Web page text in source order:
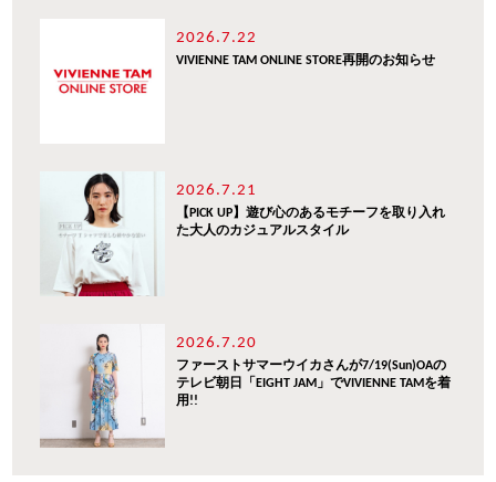
2026.7.22
VIVIENNE TAM ONLINE STORE再開のお知らせ
2026.7.21
【PICK UP】遊び心のあるモチーフを取り入れ
た大人のカジュアルスタイル
2026.7.20
ファーストサマーウイカさんが7/19(Sun)OAの
テレビ朝日「EIGHT JAM」でVIVIENNE TAMを着
用!!